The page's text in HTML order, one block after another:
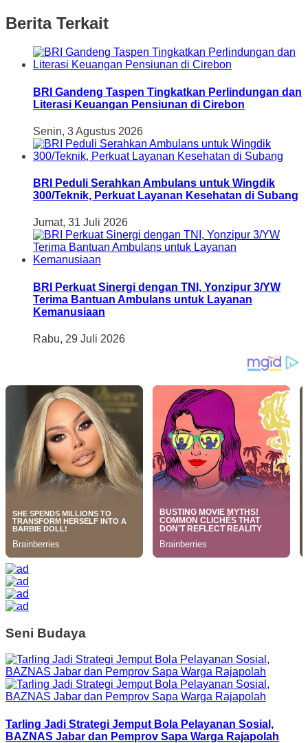
Berita Terkait
BRI Gandeng Taspen Tingkatkan Perlindungan dan
Literasi Keuangan Pensiunan di Cirebon
Senin, 3 Agustus 2026
BRI Peduli Serahkan Ambulans untuk Wingdik
300/Teknik, Perkuat Layanan Kesehatan di Subang
Jumat, 31 Juli 2026
BRI Perkuat Sinergi dengan TNI, Yonzipur 3/YW
Terima Bantuan Ambulans untuk Layanan
Kemanusiaan
Rabu, 29 Juli 2026
Seni Budaya
Tarling Jadi Strategi Jemput Bola Pelayanan Sosial,
BAZNAS Jabar dan Pemprov Sapa Warga Rajapolah